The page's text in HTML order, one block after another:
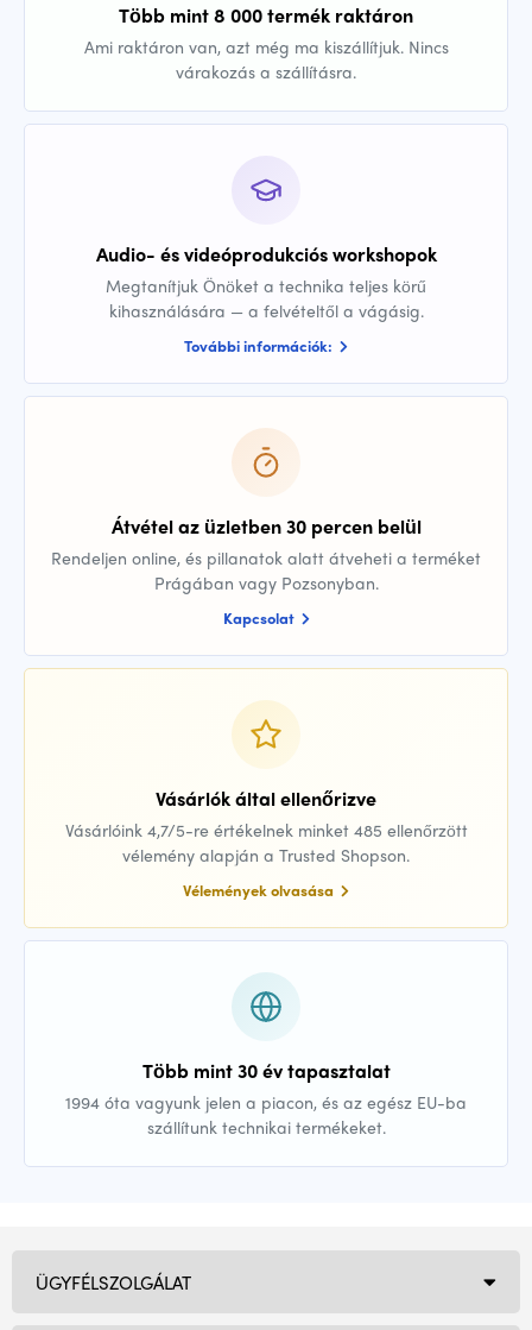
Több mint 8 000 termék raktáron
Ami raktáron van, azt még ma kiszállítjuk. Nincs
várakozás a szállításra.
Audio- és videóprodukciós workshopok
Megtanítjuk Önöket a technika teljes körű
kihasználására — a felvételtől a vágásig.
További információk:
Átvétel az üzletben 30 percen belül
Rendeljen online, és pillanatok alatt átveheti a terméket
Prágában vagy Pozsonyban.
Kapcsolat
Vásárlók által ellenőrizve
Vásárlóink 4,7/5-re értékelnek minket 485 ellenőrzött
vélemény alapján a Trusted Shopson.
Vélemények olvasása
Több mint 30 év tapasztalat
1994 óta vagyunk jelen a piacon, és az egész EU-ba
szállítunk technikai termékeket.
ÜGYFÉLSZOLGÁLAT